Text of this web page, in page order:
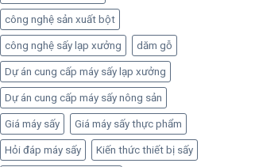
công nghệ sản xuất bột
công nghệ sấy lạp xưởng dăm gỗ
Dự án cung cấp máy sấy lạp xưởng
Dự án cung cấp máy sấy nông sản
Giá máy sấy Giá máy sấy thực phẩm
Hỏi đáp máy sấy Kiến thức thiết bị sấy